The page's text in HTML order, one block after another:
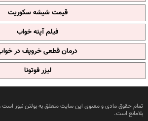
قیمت شیشه سکوریت
فیلم آپنه خواب
درمان قطعی خروپف در
لیزر فوتونا
تمام حقوق مادی و معنوی این سایت متعلق به بولتن نیوز است
بلامانع است.